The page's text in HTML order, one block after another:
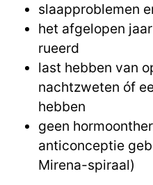
slaapproblemen
het afgelopen
rueerd
last hebben van
nachtzweten óf
hebben
geen
anticonceptie
Mirena-spiraal)